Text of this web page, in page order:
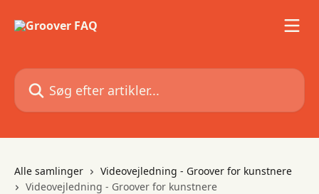
Søg efter artikler...
Alle samlinger
Videovejledning - Groover for kunstnere
Videovejledning - Groover for kunstnere